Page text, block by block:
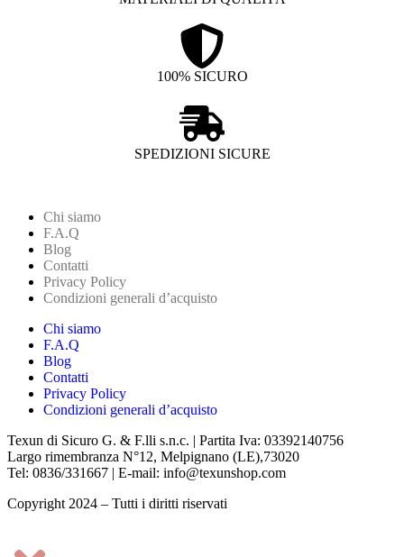
100% SICURO
SPEDIZIONI SICURE
Chi siamo
F.A.Q
Blog
Contatti
Privacy Policy
Condizioni generali d’acquisto
Chi siamo
F.A.Q
Blog
Contatti
Privacy Policy
Condizioni generali d’acquisto
Texun di Sicuro G. & F.lli s.n.c. | Partita Iva: 03392140756
Largo rimembranza N°12, Melpignano (LE),73020
Tel: 0836/331667 | E-mail: info@texunshop.com
Copyright 2024 – Tutti i diritti riservati